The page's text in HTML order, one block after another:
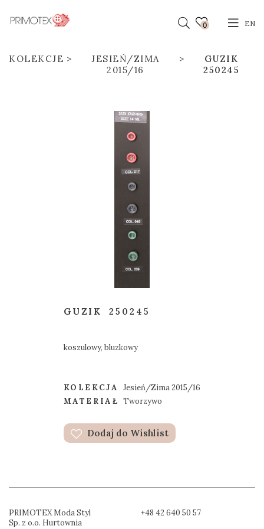
0 EN
KOLEKCJE
JESIEŃ/ZIMA
2015/16
GUZIK
250245
GUZIK 250245
koszulowy, bluzkowy
KOLEKCJA
Jesień/Zima 2015/16
MATERIAŁ Tworzywo
Dodaj do Wishlist
PRIMOTEX Moda Styl
Sp. z o.o. Hurtownia
+48 42 640 50 57